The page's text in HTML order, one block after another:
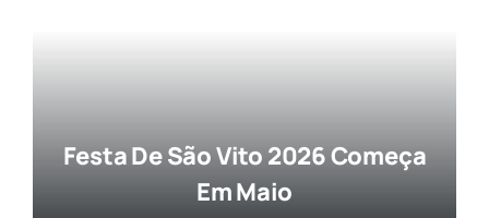
Festa De São Vito 2026 Começa
Em Maio